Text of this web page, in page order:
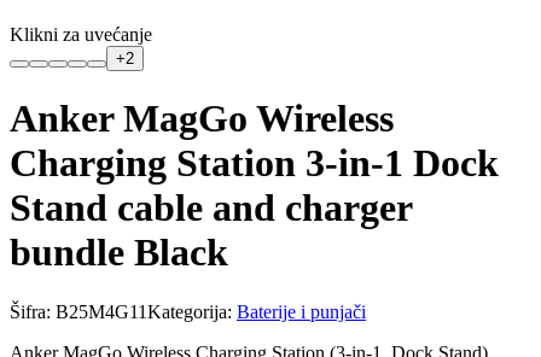
Klikni za uvećanje
+2
Anker MagGo Wireless
Charging Station 3-in-1 Dock
Stand cable and charger
bundle Black
Šifra: B25M4G11Kategorija: Baterije i punjači
Anker MagGo Wireless Charging Station (3-in-1, Dock Stand)